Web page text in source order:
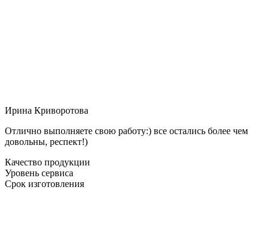
Ирина Криворотова
Отлично выполняете свою работу:) все остались более чем
довольны, респект!)
Качество продукции
Уровень сервиса
Срок изготовления